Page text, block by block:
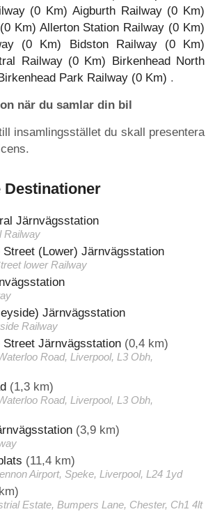
(0 Km) Aigburth Railway (0 Km)
Km) Allerton Station Railway (0 Km)
(0 Km)
Bidston Railway (0 Km)
Railway (0 Km) Birkenhead North
Park Railway (0 Km) .
när du samlar din bil
insamlingsstället du skall presentera
Destinationer
Järnvägsstation
Railway
Street (Lower) Järnvägsstation
lower Railway
Järnvägsstation
Railway
Street Järnvägsstation (0,4 km)
Road, Liverpool, L3 Obh,
(1,3 km)
Road, Liverpool, L3 Obh,
(3,9 km)
(11,4 km)
Airport, Speke, Liverpool, L24 1yd
Estate, Bumpers Lane, Chester, Ch1 4lt